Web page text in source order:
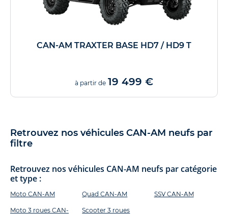
CAN-AM TRAXTER BASE HD7 / HD9 T
à partir de 19 499 €
Retrouvez nos véhicules CAN-AM neufs par
filtre
Retrouvez nos véhicules CAN-AM neufs par catégorie
et type :
Moto CAN-AM
Moto 3 roues CAN-
Quad CAN-AM
Scooter 3 roues
SSV CAN-AM